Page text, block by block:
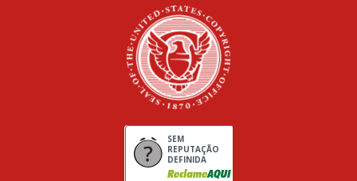
SEM
REPUTAÇÃO
DEFINIDA